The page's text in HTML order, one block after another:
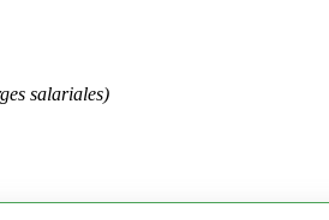
salariales)